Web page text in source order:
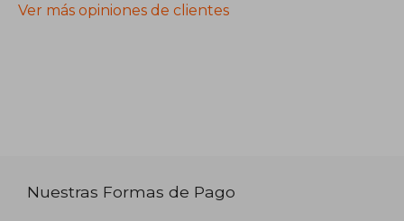
Ver más opiniones de clientes
Nuestras Formas de Pago